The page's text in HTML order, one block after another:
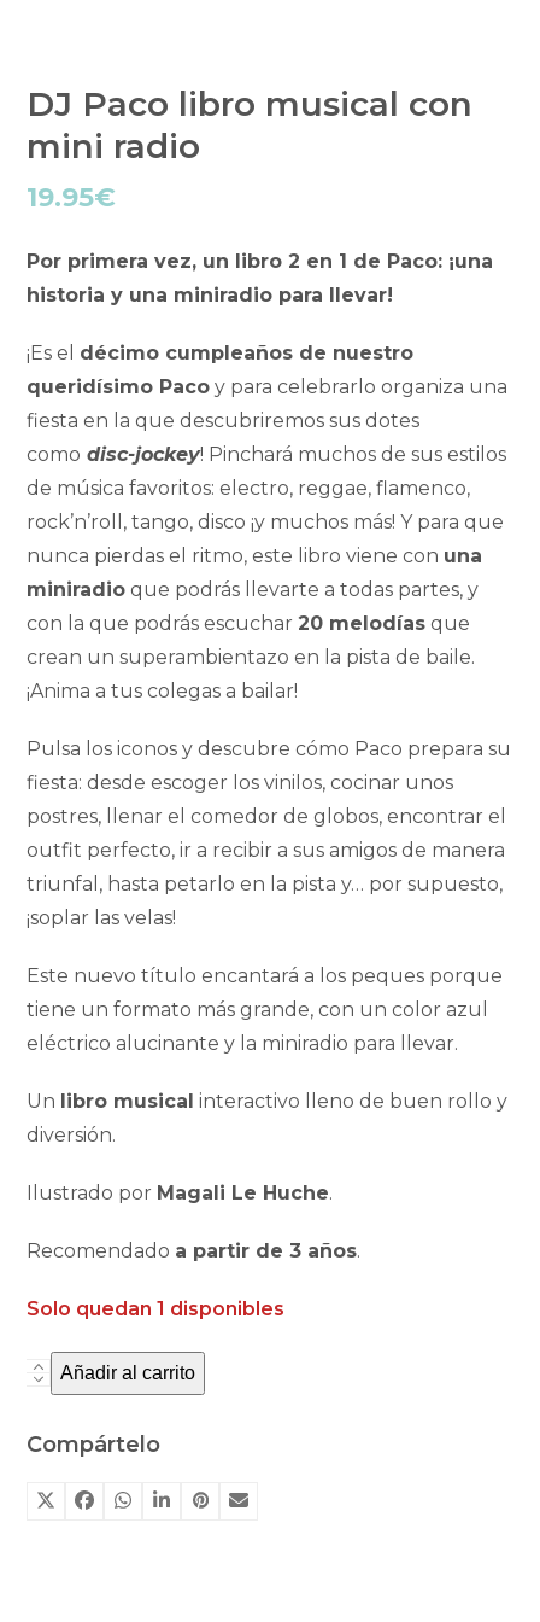
DJ Paco libro musical con
mini radio
19.95€
Por primera vez, un libro 2 en 1 de Paco: ¡una
historia y una miniradio para llevar!
¡Es el décimo cumpleaños de nuestro
queridísimo Paco y para celebrarlo organiza una
fiesta en la que descubriremos sus dotes
como disc-jockey! Pinchará muchos de sus estilos
de música favoritos: electro, reggae, flamenco,
rock’n’roll, tango, disco ¡y muchos más! Y para que
nunca pierdas el ritmo, este libro viene con una
miniradio que podrás llevarte a todas partes, y
con la que podrás escuchar20 melodías que
crean un superambientazo en la pista de baile.
¡Anima a tus colegas a bailar!
Pulsa los iconos y descubre cómo Paco prepara su
fiesta: desde escoger los vinilos, cocinar unos
postres, llenar el comedor de globos, encontrar el
outfit perfecto, ir a recibir a sus amigos de manera
triunfal, hasta petarlo en la pista y… por supuesto,
¡soplar las velas!
Este nuevo título encantará a los peques porque
tiene un formato más grande, con un color azul
eléctrico alucinante y la miniradio para llevar.
Un libro musical interactivo lleno de buen rollo y
diversión.
Ilustrado por Magali Le Huche.
Recomendado a partir de 3 años.
Solo quedan 1 disponibles
DJ
libro
con
Añadir al carrito
Compártelo